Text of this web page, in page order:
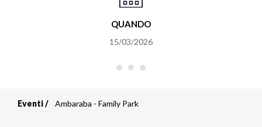
QUANDO
15/03/2026
Eventi Ambaraba - Family Park